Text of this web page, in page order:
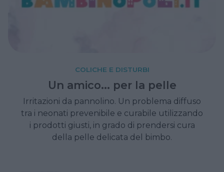
COLICHE E DISTURBI
Un amico... per la pelle
Irritazioni da pannolino. Un problema diffuso
tra i neonati prevenibile e curabile utilizzando
i prodotti giusti, in grado di prendersi cura
della pelle delicata del bimbo.